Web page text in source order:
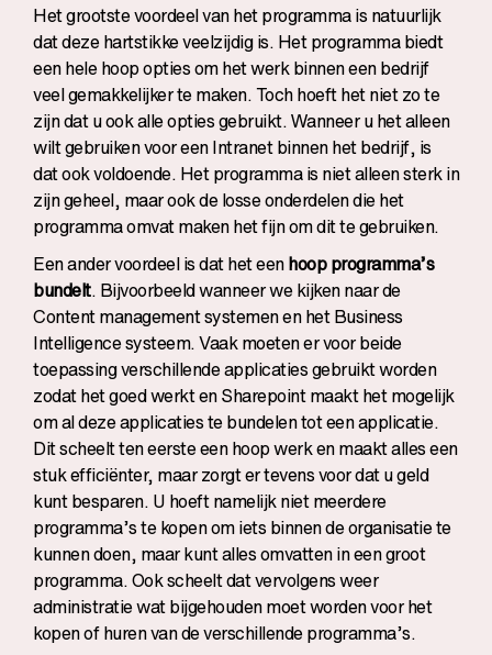
Het grootste voordeel van het programma is natuurlijk
dat deze hartstikke veelzijdig is. Het programma biedt
een hele hoop opties om het werk binnen een bedrijf
veel gemakkelijker te maken. Toch hoeft het niet zo te
zijn dat u ook alle opties gebruikt. Wanneer u het alleen
wilt gebruiken voor een Intranet binnen het bedrijf, is
dat ook voldoende. Het programma is niet alleen sterk in
zijn geheel, maar ook de losse onderdelen die het
programma omvat maken het fijn om dit te gebruiken.
Een ander voordeel is dat het eenhoop programma’s
bundelt. Bijvoorbeeld wanneer we kijken naar de
Content management systemen en het Business
Intelligence systeem. Vaak moeten er voor beide
toepassing verschillende applicaties gebruikt worden
zodat het goed werkt en Sharepoint maakt het mogelijk
om al deze applicaties te bundelen tot een applicatie.
Dit scheelt ten eerste een hoop werk en maakt alles een
stuk efficiënter, maar zorgt er tevens voor dat u geld
kunt besparen. U hoeft namelijk niet meerdere
programma’s te kopen om iets binnen de organisatie te
kunnen doen, maar kunt alles omvatten in een groot
programma. Ook scheelt dat vervolgens weer
administratie wat bijgehouden moet worden voor het
kopen of huren van de verschillende programma’s.